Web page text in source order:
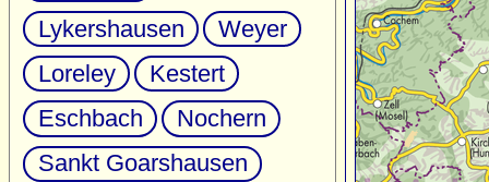
Lykershausen
Weyer
Loreley
Kestert
Eschbach
Nochern
Sankt Goarshausen